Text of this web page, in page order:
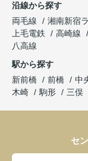
沿線から探す
両毛線
湘南新宿
上毛電鉄
高崎線
八高線
駅から探す
新前橋
前橋 中
木崎
駒形 三俣
セ